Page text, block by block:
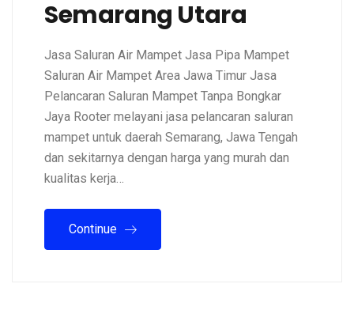
Semarang Utara
Jasa Saluran Air Mampet Jasa Pipa Mampet
Saluran Air Mampet Area Jawa Timur Jasa
Pelancaran Saluran Mampet Tanpa Bongkar
Jaya Rooter melayani jasa pelancaran saluran
mampet untuk daerah Semarang, Jawa Tengah
dan sekitarnya dengan harga yang murah dan
kualitas kerja…
Continue